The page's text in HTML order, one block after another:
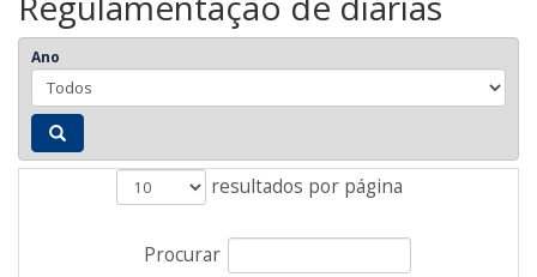
Ano
resultados por página
Procurar